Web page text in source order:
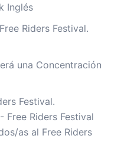
Inglés
Riders Festival.
una Concentración
Festival.
Free Riders Festival
as al Free Riders